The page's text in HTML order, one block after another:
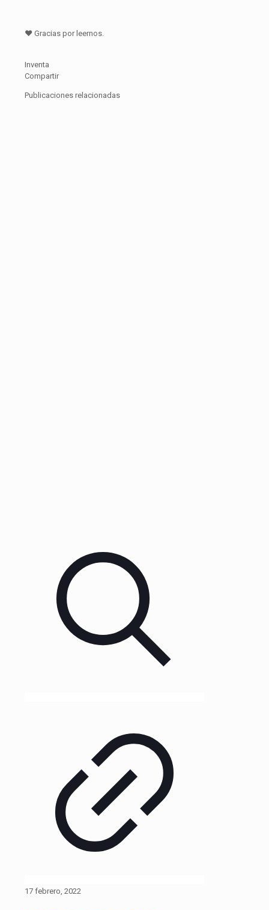
♥ Gracias por leernos.
Inventa
Compartir
Publicaciones relacionadas
17 febrero, 2022